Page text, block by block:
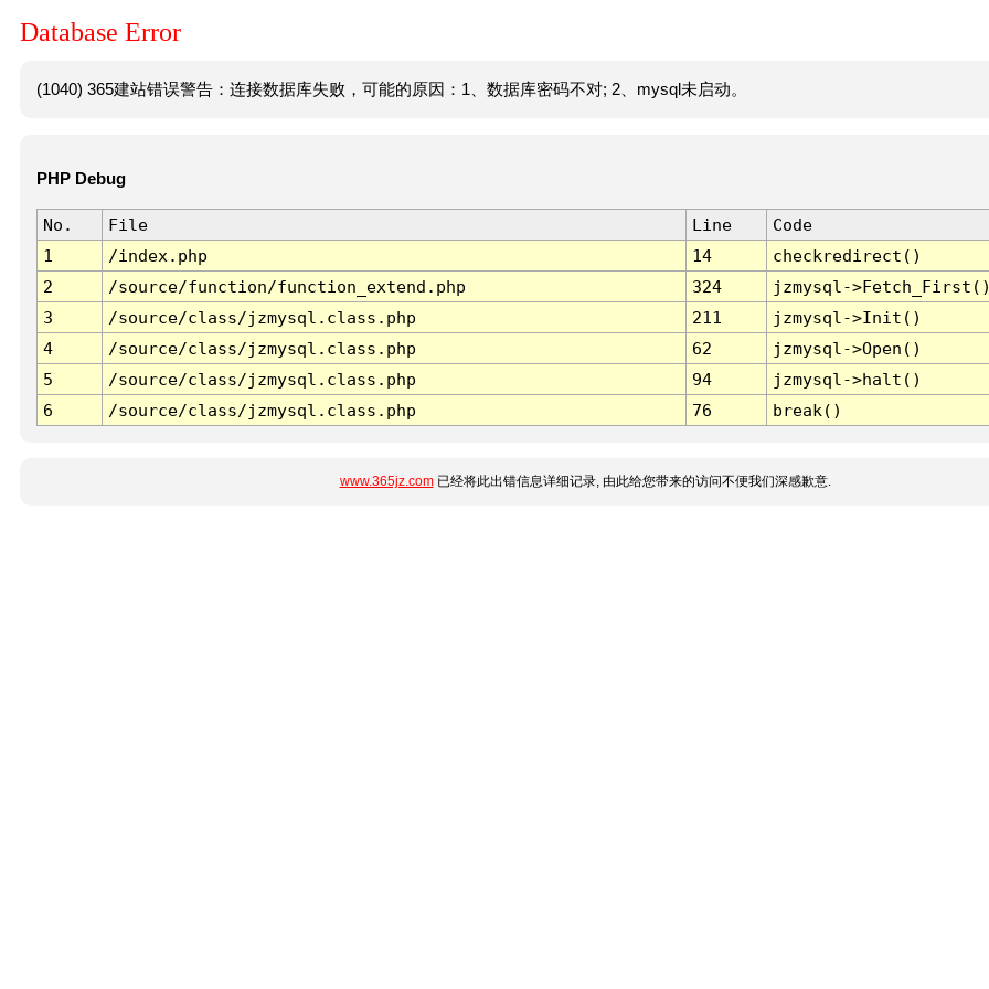
Database Error
(1040) 365建站错误警告：连接数据库失败，可能的原因：1、数据库密码不对; 2、mysql未启动。
PHP Debug
No. File Line
Code
1
/index.php 14
checkredirect()
2
/source/function/function_extend.php 324
jzmysql-
3
/source/class/jzmysql.class.php 211
jzmysql->Init()
4
/source/class/jzmysql.class.php 62
jzmysql->Open()
5
/source/class/jzmysql.class.php 94
jzmysql->halt()
6
/source/class/jzmysql.class.php 76 break()
www.365jz.com已经将此出错信息详细记录, 由此给您带来的访问不便我们深感歉意.